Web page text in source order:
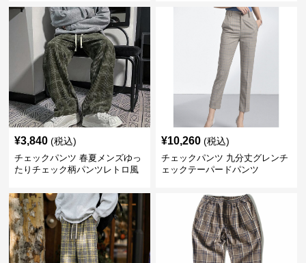
¥3,840 (税込)
チェックパンツ 春夏メンズゆっ
たりチェック柄パンツレトロ風
¥10,260 (税込)
チェックパンツ 九分丈グレンチ
ェックテーパードパンツ